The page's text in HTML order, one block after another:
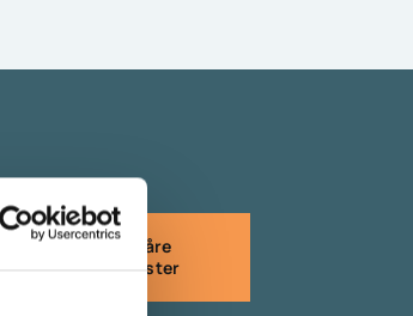
Se våre
tjenester